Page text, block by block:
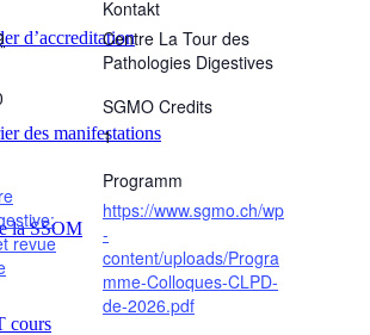
d’accreditation
des manifestations
la SSOM
cours
revue
Kontakt
Centre La Tour des
Pathologies Digestives
SGMO Credits
1
Programm
https://www.sgmo.ch/wp
-
content/uploads/Progra
mme-Colloques-CLPD-
de-2026.pdf